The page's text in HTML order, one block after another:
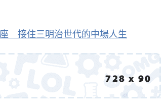
接住三明治世代的中場人生